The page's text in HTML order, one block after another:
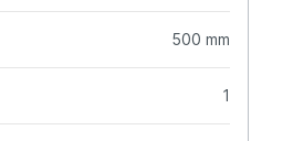
500 mm
1